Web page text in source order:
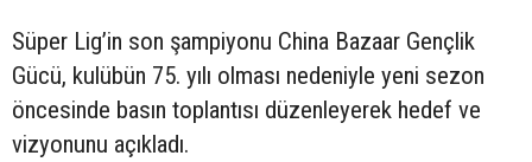
Süper Lig’in son şampiyonu China Bazaar Gençlik
Gücü, kulübün 75. yılı olması nedeniyle yeni sezon
öncesinde basın toplantısı düzenleyerek hedef ve
vizyonunu açıkladı.